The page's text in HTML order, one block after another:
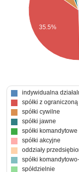
35.5%
indywidualna
spółki z
spółki cywilne
spółki jawne
spółki komandytowe
spółki akcyjne
oddziały
spółki
spółdzielnie